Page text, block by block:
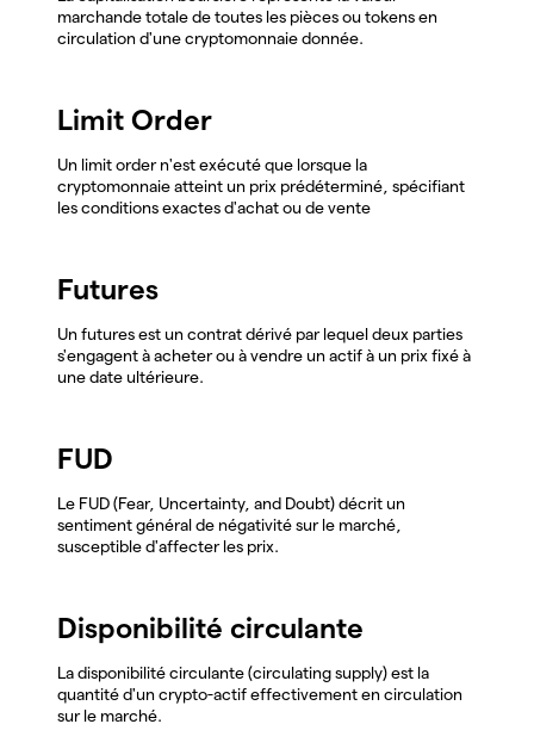
marchande totale de toutes les pièces ou tokens en
circulation d'une cryptomonnaie donnée.
Limit Order
Un limit order n'est exécuté que lorsque la
cryptomonnaie atteint un prix prédéterminé, spécifiant
les conditions exactes d'achat ou de vente
Futures
Un futures est un contrat dérivé par lequel deux parties
s'engagent à acheter ou à vendre un actif à un prix fixé à
une date ultérieure.
FUD
Le FUD (Fear, Uncertainty, and Doubt) décrit un
sentiment général de négativité sur le marché,
susceptible d'affecter les prix.
Disponibilité circulante
La disponibilité circulante (circulating supply) est la
quantité d'un crypto-actif effectivement en circulation
sur le marché.